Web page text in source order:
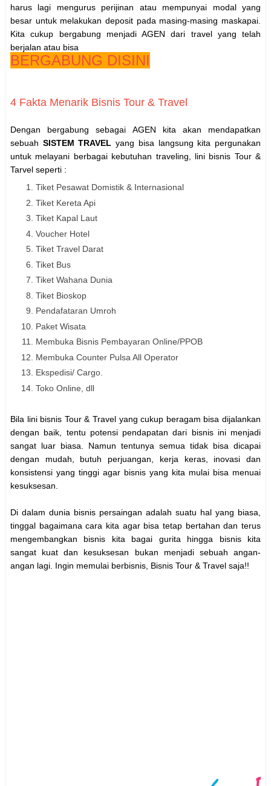
harus lagi mengurus perijinan atau mempunyai modal yang
besar untuk melakukan deposit pada masing-masing maskapai.
Kita cukup bergabung menjadi AGEN dari travel yang telah
berjalan atau bisa
BERGABUNG DISINI
4 Fakta Menarik Bisnis Tour & Travel
Dengan bergabung sebagai AGEN kita akan mendapatkan
sebuah SISTEM TRAVEL yang bisa langsung kita pergunakan
untuk melayani berbagai kebutuhan traveling, lini bisnis Tour &
Tarvel seperti :
Tiket Pesawat Domistik & Internasional
Tiket Kereta Api
Tiket Kapal Laut
Voucher Hotel
Tiket Travel Darat
Tiket Bus
Tiket Wahana Dunia
Tiket Bioskop
Pendafataran Umroh
Paket Wisata
Membuka Bisnis Pembayaran Online/PPOB
Membuka Counter Pulsa All Operator
Ekspedisi/ Cargo.
Toko Online, dll
Bila lini bisnis Tour & Travel yang cukup beragam bisa dijalankan
dengan baik, tentu potensi pendapatan dari bisnis ini menjadi
sangat luar biasa. Namun tentunya semua tidak bisa dicapai
dengan mudah, butuh perjuangan, kerja keras, inovasi dan
konsistensi yang tinggi agar bisnis yang kita mulai bisa menuai
kesuksesan.
Di dalam dunia bisnis persaingan adalah suatu hal yang biasa,
tinggal bagaimana cara kita agar bisa tetap bertahan dan terus
mengembangkan bisnis kita bagai gurita hingga bisnis kita
sangat kuat dan kesuksesan bukan menjadi sebuah angan-
angan lagi. Ingin memulai berbisnis, Bisnis Tour & Travel saja!!